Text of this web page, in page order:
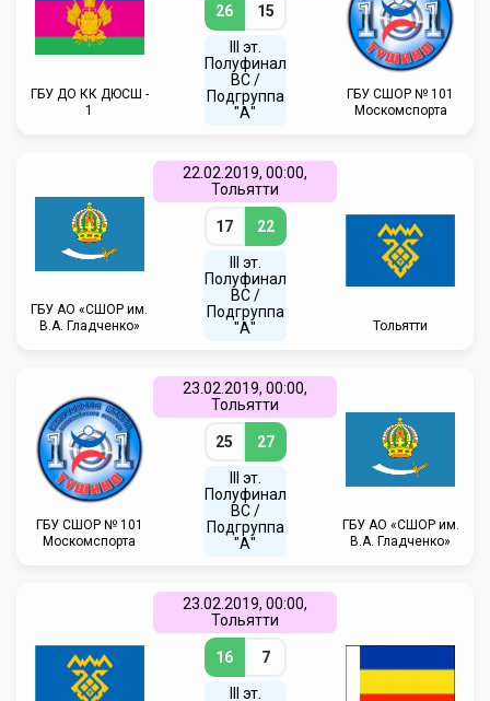
ГБУ ДО КК ДЮСШ -
1
26 15
III эт.
Полуфинал
ВC /
Подгруппа
"А"
ГБУ CШОР № 101
Москомспорта
ГБУ АО «СШОР им.
В.А. Гладченко»
22.02.2019, 00:00,
Тольятти
17 22
III эт.
Полуфинал
ВC /
Подгруппа
"А"
Тольятти
ГБУ CШОР № 101
Москомспорта
23.02.2019, 00:00,
Тольятти
25 27
III эт.
Полуфинал
ВC /
Подгруппа
"А"
ГБУ АО «СШОР им.
В.А. Гладченко»
23.02.2019, 00:00,
Тольятти
16 7
III эт.